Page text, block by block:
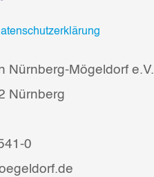
Nürnberg-Mögeldorf e.V.
Nürnberg
0